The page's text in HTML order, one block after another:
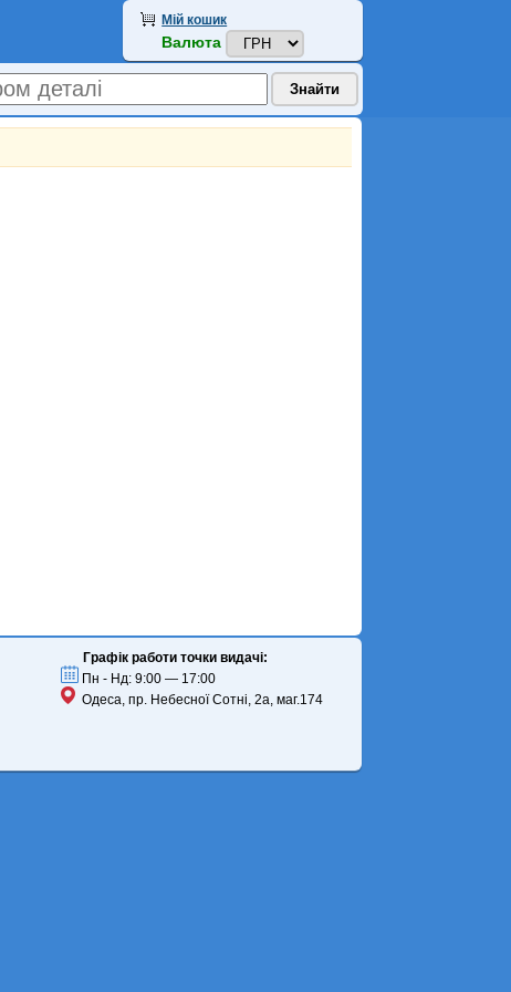
Мій кошик
Валюта
Графік работи точки видачі:
Пн - Нд: 9:00 — 17:00
Одеса, пр. Небесної Сотні, 2а, маг.174